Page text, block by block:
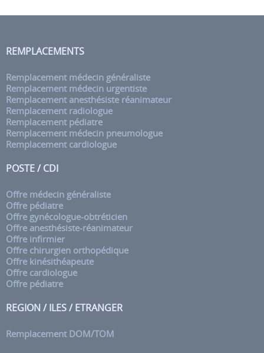
REMPLACEMENTS
Remplacement médecin généraliste
Remplacement médecin urgentiste
Remplacement anesthésiste réanimateur
Remplacement radiologue
Remplacement pédiatre
Remplacement médecin pneumologue
Remplacement cardiologue
POSTE / CDI
Offre médecin généraliste
Offre pédiatre
Offre gynécologue-obtréticien
Offre anesthésiste-réanimateur
Offre infirmier
Offre chirurgien orthopédique
Offre kinésithéapeute
Offre cardiologue
Offre pédiatre
REGION / ILES / ETRANGER
Remplacement DOM/TOM